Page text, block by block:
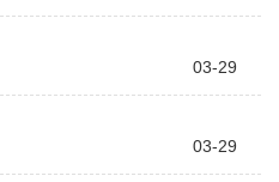
03-29
03-29